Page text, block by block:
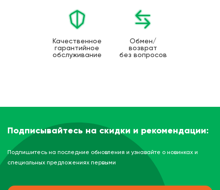
Качественное
гарантийное
обслуживание
Обмен/
возврат
без вопросов
Подписывайтесь на скидки и рекомендации:
Подпишитесь на последние обновления и узнавайте о новинках и
специальных предложениях первыми